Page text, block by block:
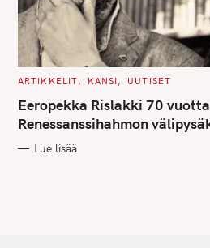
C
T
E
G
O
I
ARTIKKELIT KANSI UUTISET
Eeropekka Rislakki 70 vuotta
Renessanssihahmon
Lue lisää